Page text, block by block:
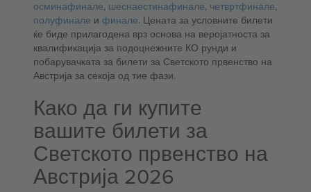
осминафинале, шеснаестинафинале, четвртфинале,
полуфинале и финале. Цената за условните билети
ќе биде прилагодена врз основа на веројатноста за
квалификација за подоцнежните КО рунди и
побарувачката за билети за Светското првенство на
Австрија за секоја од тие фази.
Како да ги купите
вашите билети за
Светското првенство на
Австрија 2026